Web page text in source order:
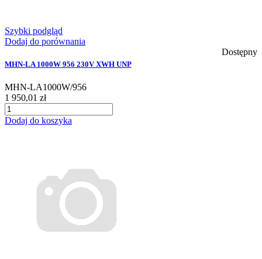
Szybki podgląd
Dodaj do porównania
Dostępny
MHN-LA 1000W 956 230V XWH UNP
MHN-LA1000W/956
1 950,01 zł
Dodaj do koszyka